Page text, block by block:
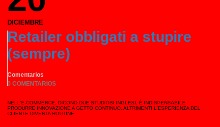
DICIEMBRE
Retailer obbligati a stupire
(sempre)
Comentarios
0 COMENTARIOS
NELL'E-COMMERCE, DICONO DUE STUDIOSI INGLESI, È INDISPENSABILE
PRODURRE INNOVAZIONE A GETTO CONTINUO. ALTRIMENTI L'ESPERIENZA DEL
CLIENTE DIVENTA ROUTINE